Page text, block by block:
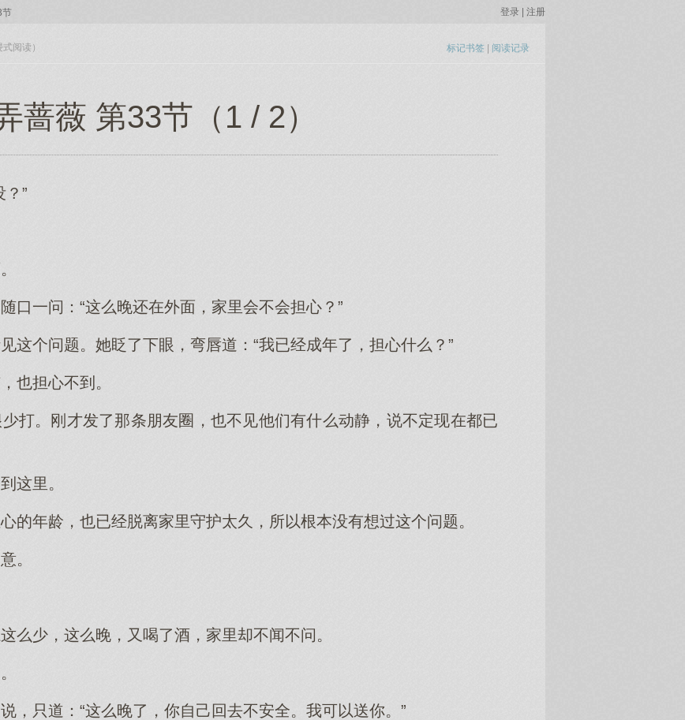
节 登录 注册
标记书签 | 阅读记录
阅读）
蔷薇 第33节（1 / 2）
”
口一问：“这么晚还在外面，家里会不会担心？”
这个问题。她眨了下眼，弯唇道：“我已经成年了，担心什么？”
也担心不到。
打。刚才发了那条朋友圈，也不见他们有什么动静，说不定现在都已
这里。
的年龄，也已经脱离家里守护太久，所以根本没有想过这个问题。
。
么少，这么晚，又喝了酒，家里却不闻不问。
，只道：“这么晚了，你自己回去不安全。我可以送你。”